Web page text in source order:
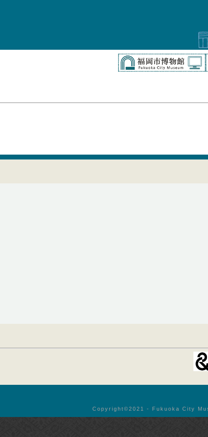
Copyright©︎2021 - Fukuoka City